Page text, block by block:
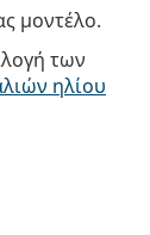
μοντέλο.
των
ηλίου